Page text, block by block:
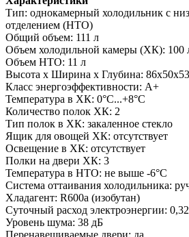
Тип: однокамерный холодильник с
отделением (НТО)
Общий объем: 111 л
Объем холодильной камеры (ХК): 100
Объем НТО: 11 л
Высота х Ширина х Глубина:
Класс энергоэффективности: A+
Температура в ХК: 0°С...+8°С
Количество полок ХК: 2
Тип полок в ХК: закаленное стекло
Ящик для овощей ХК: отсутствует
Освещение в ХК: отсутствует
Полки на двери ХК: 3
Температура в НТО: не выше -6°С
Система оттаивания холодильника:
Хладагент: R600a (изобутан)
Суточный расход электроэнергии:
Уровень шума: 38 дБ